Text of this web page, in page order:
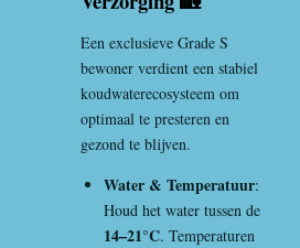
Een exclusieve Grade S
bewoner verdient een stabiel
koudwaterecosysteem om
optimaal te presteren en
gezond te blijven.
Water & Temperatuur:
Houd het water tussen de
14–21°C. Temperaturen